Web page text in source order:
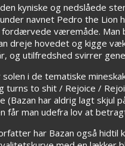
kyniske og nedslåede
navnet Pedro the
væremåde. Man
dreje hovedet og kigge
og utilfredshed svirrer
i de tematiske
turns to shit / Rejoice /
har aldrig lagt skjul
får man udefra lov at
har Bazan også hidtil